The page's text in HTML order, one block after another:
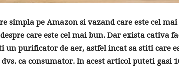
simpla pe Amazon si vazand care este cel
care este cel mai bun. Dar exista cativa
un purificator de aer, astfel incat sa stiti care
ca consumator. In acest articol puteti gasi